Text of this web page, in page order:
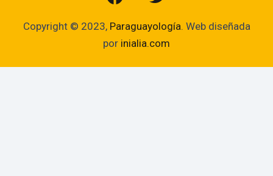
Copyright © 2023, Paraguayología. Web diseñada
por inialia.com